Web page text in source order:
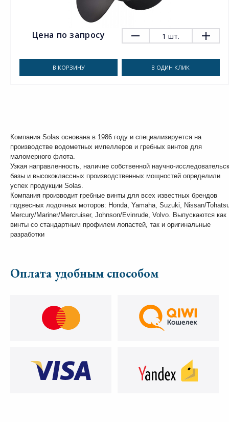
Цена по запросу 1 шт.
В КОРЗИНУ В ОДИН КЛИК
Компания Solas основана в 1986 году и специализируется на
производстве водометных импеллеров и гребных винтов для
маломерного флота.
Узкая направленность, наличие собственной научно-
базы и высококлассных производственных мощностей определили
успех продукции Solas.
Компания производит гребные винты для всех известных брендов
подвесных лодочных моторов: Honda, Yamaha, Suzuki, Nissan/
Mercury/Mariner/Mercruiser, Johnson/Evinrude, Volvo. Выпускаются как
винты со стандартным профилем лопастей, так и оригинальные
разработки
Оплата удобным способом